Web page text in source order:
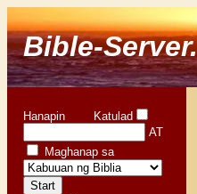
Bible-
Hanapin Katulad
AT
Maghanap sa